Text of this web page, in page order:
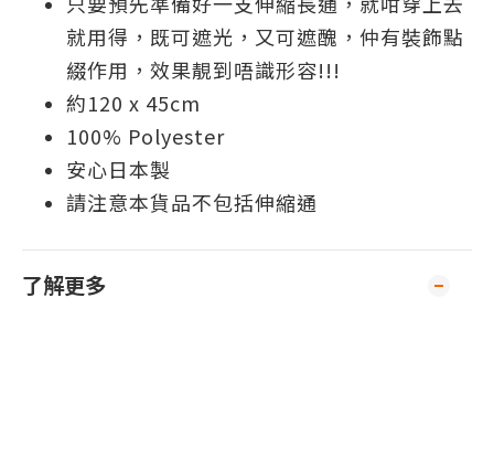
就用得，既可遮光，又可遮醜，仲有裝飾點
綴作用，效果靚到唔識形容!!!
約120 x 45cm
100% Polyester
安心日本製
請注意本貨品不包括伸縮通
了解更多